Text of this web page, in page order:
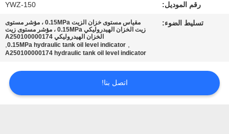
PRIVACY
POLICY
رقم الموديل: YWZ-150
تسليط الضوء:
مقياس مستوى خزان الزيت 0.15MPa ، مؤشر مستوى
زيت الخزان الهيدروليكي 0.15MPa ، مؤشر مستوى زيت
الخزان الهيدروليكي A250100000174
,
0.15MPa hydraulic tank oil level indicator
,
A250100000174 hydraulic tank oil level indicator
اتصل بنا!